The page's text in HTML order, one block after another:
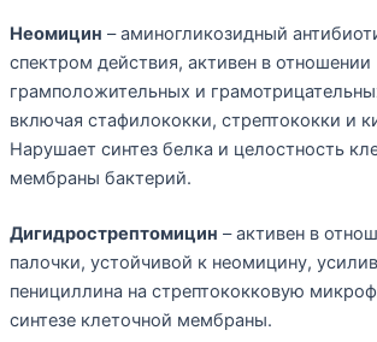
Неомицин – аминогликозидный
спектром действия, активен в отношении
грамположительных и
включая стафилококки, стрептококки и
Нарушает синтез белка и целостность
мембраны бактерий.
Дигидрострептомицин – активен в
палочки, устойчивой к неомицину,
пенициллина на стрептококковую
синтезе клеточной мембраны.